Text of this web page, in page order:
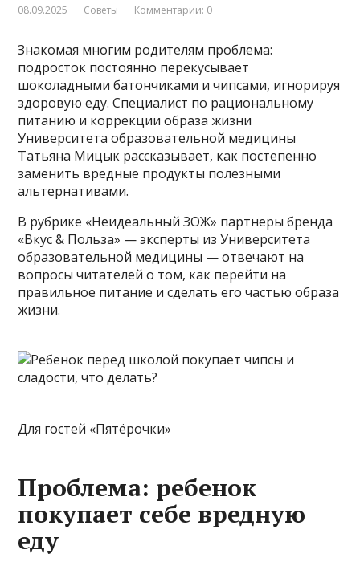
08.09.2025 Советы Комментарии: 0
Знакомая многим родителям проблема:
подросток постоянно перекусывает
шоколадными батончиками и чипсами, игнорируя
здоровую еду. Специалист по рациональному
питанию и коррекции образа жизни
Университета образовательной медицины
Татьяна Мицык рассказывает, как постепенно
заменить вредные продукты полезными
альтернативами.
В рубрике «Неидеальный ЗОЖ» партнеры бренда
«Вкус & Польза» — эксперты из Университета
образовательной медицины — отвечают на
вопросы читателей о том, как перейти на
правильное питание и сделать его частью образа
жизни.
Для гостей «Пятёрочки»
Проблема: ребенок
покупает себе вредную
еду